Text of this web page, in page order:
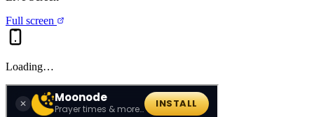
Full screen
Loading…